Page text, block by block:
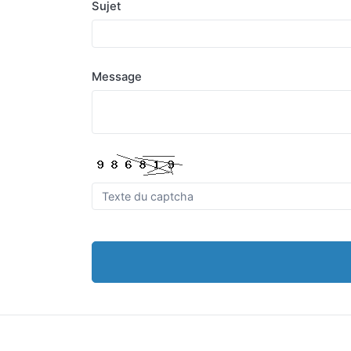
Sujet
Message